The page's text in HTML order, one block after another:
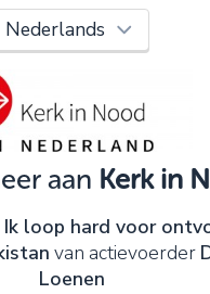
aan Kerk in
Ik loop hard voor
van actievoerder
Loenen
Oeps!
vanwege:
je invoer en
OK